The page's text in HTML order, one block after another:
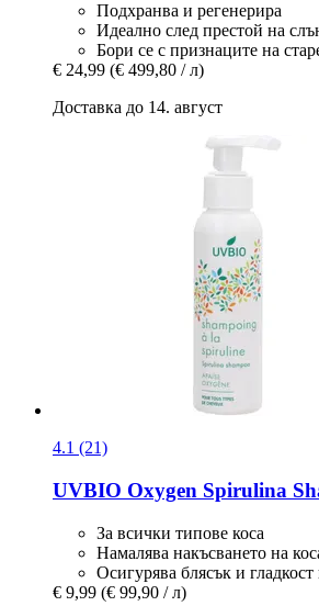
Подхранва и регенерира
Идеално след престой на
Бори се с признаците на
€ 24,99 (€ 499,80 / л)
Доставка до 14. август
4.1 (21)
UVBIO Oxygen Spirulina
За всички типове коса
Намалява накъсването на
Осигурява блясък и гладкост
€ 9,99 (€ 99,90 / л)